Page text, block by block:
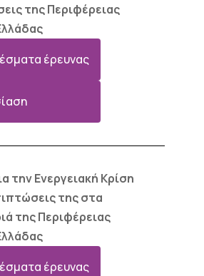
της Περιφέρειας
έρευνας
την Ενεργειακή Κρίση
της στα
της Περιφέρειας
έρευνας